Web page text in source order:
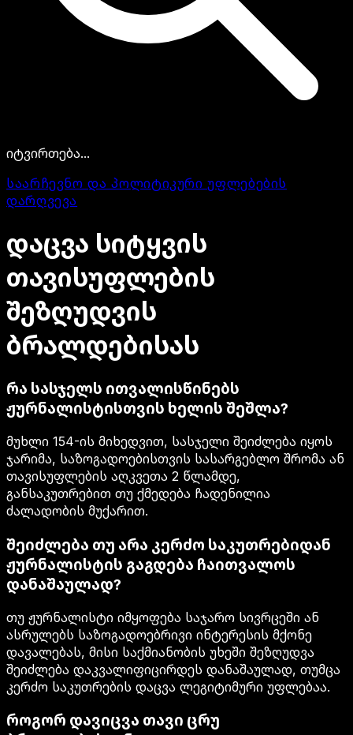
იტვირთება...
საარჩევნო და პოლიტიკური უფლებების
დარღვევა
დაცვა სიტყვის
თავისუფლების
შეზღუდვის
ბრალდებისას
რა სასჯელს ითვალისწინებს
ჟურნალისტისთვის ხელის შეშლა?
მუხლი 154-ის მიხედვით, სასჯელი შეიძლება იყოს
ჯარიმა, საზოგადოებისთვის სასარგებლო შრომა ან
თავისუფლების აღკვეთა 2 წლამდე,
განსაკუთრებით თუ ქმედება ჩადენილია
ძალადობის მუქარით.
შეიძლება თუ არა კერძო საკუთრებიდან
ჟურნალისტის გაგდება ჩაითვალოს
დანაშაულად?
თუ ჟურნალისტი იმყოფება საჯარო სივრცეში ან
ასრულებს საზოგადოებრივი ინტერესის მქონე
დავალებას, მისი საქმიანობის უხეში შეზღუდვა
შეიძლება დაკვალიფიცირდეს დანაშაულად, თუმცა
კერძო საკუთრების დაცვა ლეგიტიმური უფლებაა.
როგორ დავიცვა თავი ცრუ